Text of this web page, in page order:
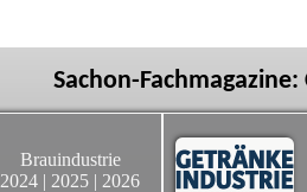
Sachon-
Brauindustrie
2024 | 2025 | 2026